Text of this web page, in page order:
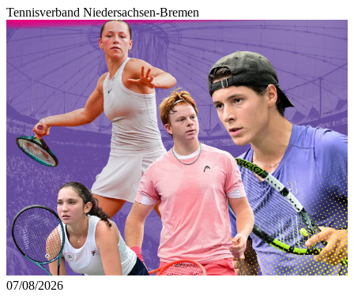
Tennisverband Niedersachsen-Bremen
07/08/2026